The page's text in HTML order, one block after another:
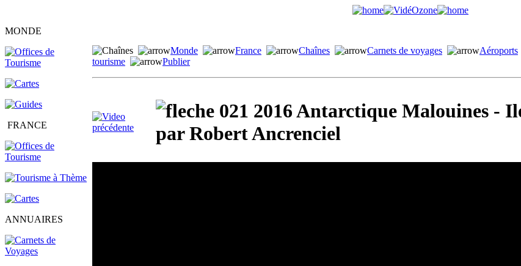
MONDE
FRANCE
ANNUAIRES
Monde France Chaînes Carnets de voyages Aéroports
tourisme
Publier
021 2016 Antarctique Malouines -
par Robert Ancrenciel